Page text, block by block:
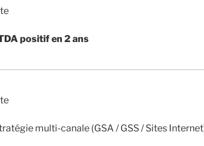
positif en 2 ans
multi-canale (GSA / GSS / Sites